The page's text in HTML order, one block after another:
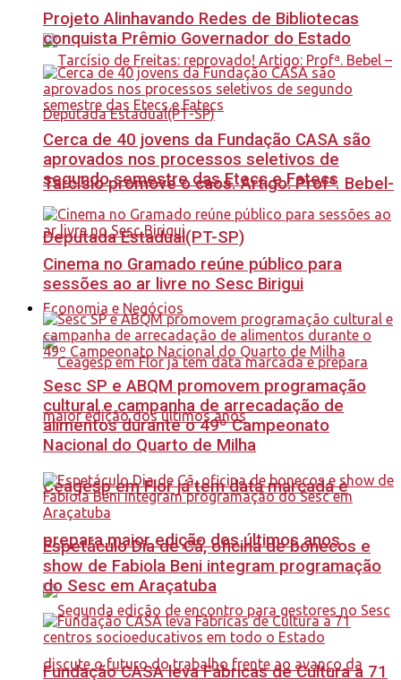
Tarcísio promove o caos. Artigo: Profª. Bebel-
Deputada Estadual(PT-SP)
Economia e Negócios
Ceagesp em Flor já tem data marcada e
prepara maior edição dos últimos anos
Projeto Alinhavando Redes de Bibliotecas
conquista Prêmio Governador do Estado
Cerca de 40 jovens da Fundação CASA são
aprovados nos processos seletivos de
segundo semestre das Etecs e Fatecs
Cinema no Gramado reúne público para
sessões ao ar livre no Sesc Birigui
Sesc SP e ABQM promovem programação
cultural e campanha de arrecadação de
alimentos durante o 49º Campeonato
Nacional do Quarto de Milha
Espetáculo Dia de Cã, oficina de bonecos e
show de Fabiola Beni integram programação
do Sesc em Araçatuba
Fundação CASA leva Fábricas de Cultura a 71